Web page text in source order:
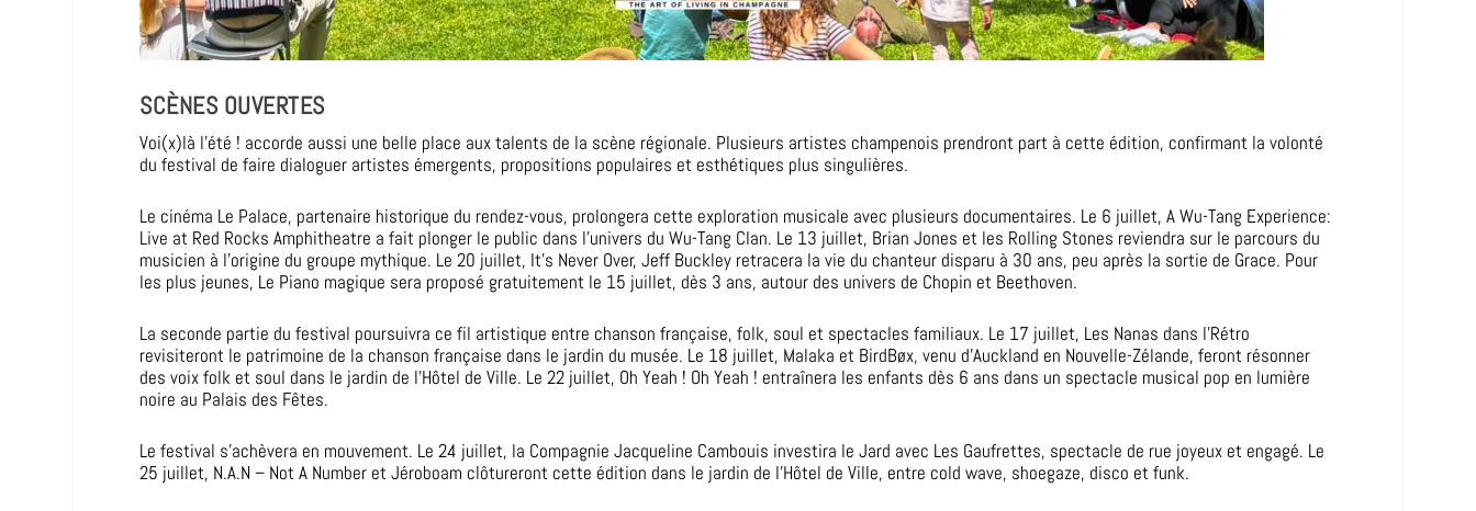
SCÈNES OUVERTES
Voi(x)là l’été ! accorde aussi une belle place aux talents de la scène régionale. Plusieurs artistes champenois prendront part à cette édition, confirmant la volonté
du festival de faire dialoguer artistes émergents, propositions populaires et esthétiques plus singulières.
Le cinéma Le Palace, partenaire historique du rendez-vous, prolongera cette exploration musicale avec plusieurs documentaires. Le 6 juillet, A Wu-Tang Experience:
Live at Red Rocks Amphitheatre a fait plonger le public dans l’univers du Wu-Tang Clan. Le 13 juillet, Brian Jones et les Rolling Stones reviendra sur le parcours du
musicien à l’origine du groupe mythique. Le 20 juillet, It’s Never Over, Jeff Buckley retracera la vie du chanteur disparu à 30 ans, peu après la sortie de Grace. Pour
les plus jeunes, Le Piano magique sera proposé gratuitement le 15 juillet, dès 3 ans, autour des univers de Chopin et Beethoven.
La seconde partie du festival poursuivra ce fil artistique entre chanson française, folk, soul et spectacles familiaux. Le 17 juillet, Les Nanas dans l’Rétro
revisiteront le patrimoine de la chanson française dans le jardin du musée. Le 18 juillet, Malaka et BirdBøx, venu d’Auckland en Nouvelle-Zélande, feront résonner
des voix folk et soul dans le jardin de l’Hôtel de Ville. Le 22 juillet, Oh Yeah ! Oh Yeah ! entraînera les enfants dès 6 ans dans un spectacle musical pop en lumière
noire au Palais des Fêtes.
Le festival s’achèvera en mouvement. Le 24 juillet, la Compagnie Jacqueline Cambouis investira le Jard avec Les Gaufrettes, spectacle de rue joyeux et engagé. Le
25 juillet, N.A.N – Not A Number et Jéroboam clôtureront cette édition dans le jardin de l’Hôtel de Ville, entre cold wave, shoegaze, disco et funk.